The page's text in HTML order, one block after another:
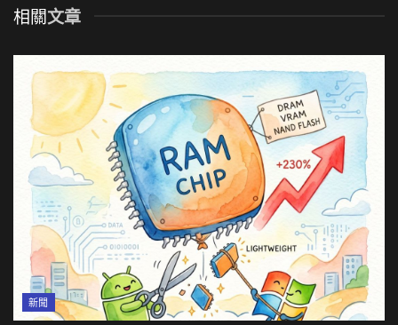
相關文章
新聞